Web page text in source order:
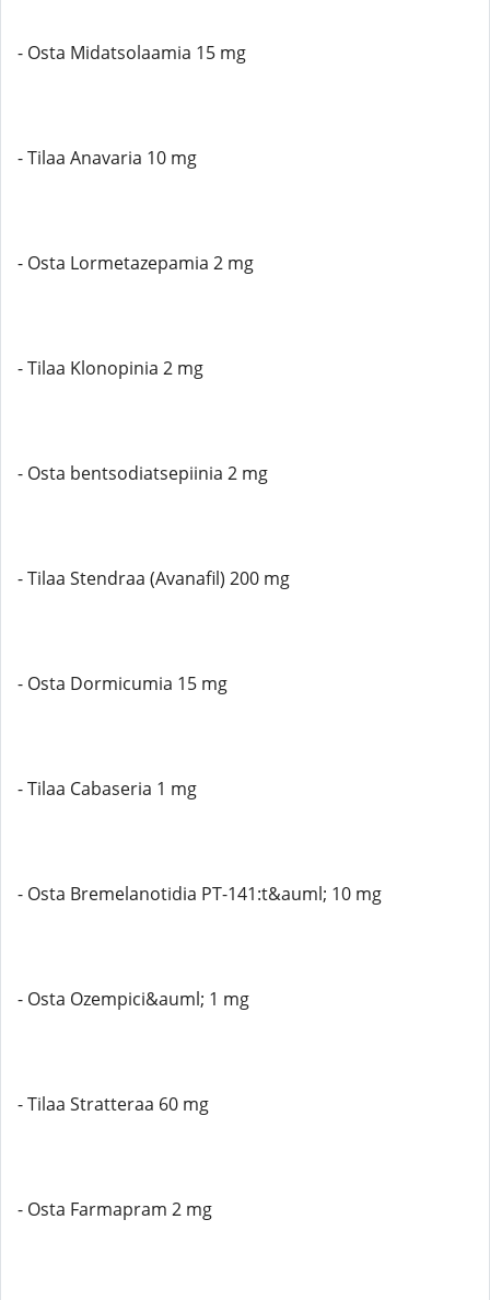
- Osta Midatsolaamia 15 mg
- Tilaa Anavaria 10 mg
- Osta Lormetazepamia 2 mg
- Tilaa Klonopinia 2 mg
- Osta bentsodiatsepiinia 2 mg
- Tilaa Stendraa (Avanafil) 200 mg
- Osta Dormicumia 15 mg
- Tilaa Cabaseria 1 mg
- Osta Bremelanotidia PT-141:t&auml; 10 mg
- Osta Ozempici&auml; 1 mg
- Tilaa Stratteraa 60 mg
- Osta Farmapram 2 mg